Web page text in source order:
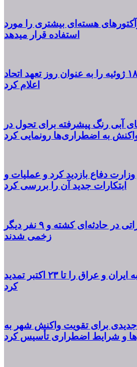
هسته‌ای بیشتری را مورد
استفاده قرار میدهد
امارات متحده عربی ۱۸ ژوئیه را به عنوان روز تعهد اتحاد
اعلام کرد
آبی رنگ پیشرفته برای تحول در
به اضطراری‌ها رونمایی کرد
دفاع بازدید کرد و عملیات و
ابتکارات جدید آن را بررسی کرد
چهار سرباز اماراتی در حادثه‌ای کشته و ۹ نفر دیگر
زخمی شدند
امارات لغو پروازها به ایران و عراق را تا ۲۳ اکتبر تمدید
کرد
جدیدی برای تقویت واکنش شهر به
و شرایط اضطراری تأسیس کرد